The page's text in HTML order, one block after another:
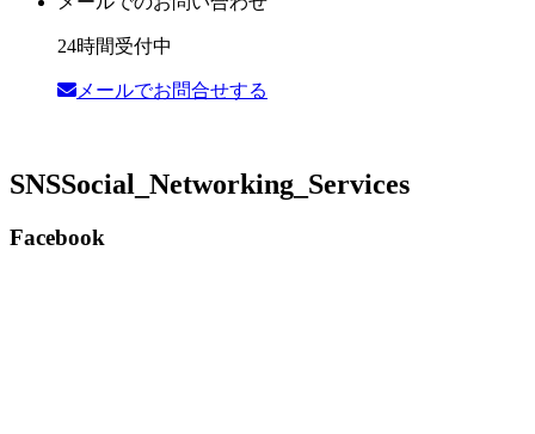
24時間受付中
メールでお問合せする
SNSSocial_Networking_Services
Facebook